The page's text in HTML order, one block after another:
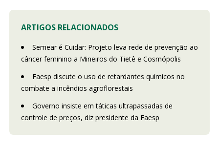
ARTIGOS RELACIONADOS
Semear é Cuidar: Projeto leva rede de prevenção ao
câncer feminino a Mineiros do Tietê e Cosmópolis
Faesp discute o uso de retardantes químicos no
combate a incêndios agroflorestais
Governo insiste em táticas ultrapassadas de
controle de preços, diz presidente da Faesp